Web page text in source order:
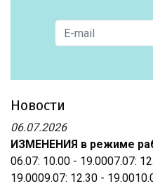
Новости
06.07.2026
ИЗМЕНЕНИЯ в режиме
06.07: 10.00 - 19.0007.07:
19.0009.07: 12.30 -